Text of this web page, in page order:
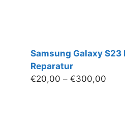
Samsung Galaxy S23
Reparatur
€20,00 – €300,00